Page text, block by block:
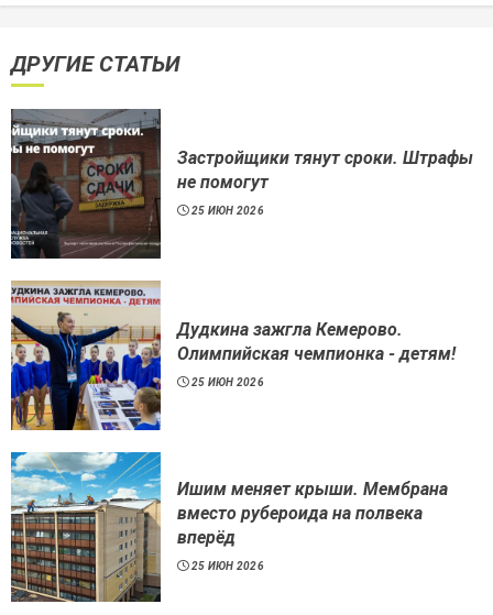
ДРУГИЕ СТАТЬИ
Застройщики тянут сроки. Штрафы
не помогут
25 ИЮН 2026
Дудкина зажгла Кемерово.
Олимпийская чемпионка - детям!
25 ИЮН 2026
Ишим меняет крыши. Мембрана
вместо рубероида на полвека
вперёд
25 ИЮН 2026